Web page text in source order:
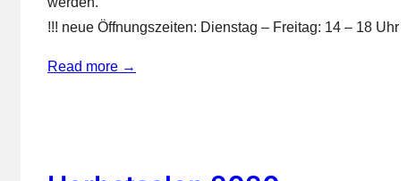
!!! neue Öffnungszeiten: Dienstag – Freitag: 14 – 18 Uhr
Read more →